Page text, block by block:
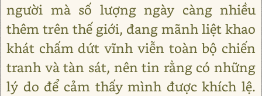
người mà số lượng ngày càng nhiều
thêm trên thế giới, đang mãnh liệt khao
khát chấm dứt vĩnh viễn toàn bộ chiến
tranh và tàn sát, nên tin rằng có những
lý do để cảm thấy mình được khích lệ.